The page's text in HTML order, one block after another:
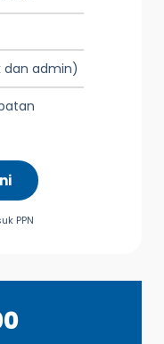
dan admin)
PPN